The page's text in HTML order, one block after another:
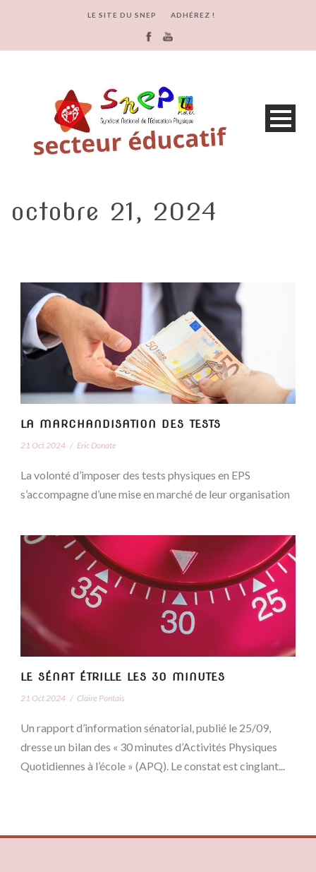
LE SITE DU SNEP ADHÉREZ !
octobre 21, 2024
LA MARCHANDISATION DES TESTS
21 Oct 2024 / Eric Donate
La volonté d’imposer des tests physiques en EPS
s’accompagne d’une mise en marché de leur organisation
LE SÉNAT ÉTRILLE LES 30 MINUTES
21 Oct 2024 / Claire Pontais
Un rapport d’information sénatorial, publié le 25/09,
dresse un bilan des « 30 minutes d’Activités Physiques
Quotidiennes à l’école » (APQ). Le constat est cinglant...